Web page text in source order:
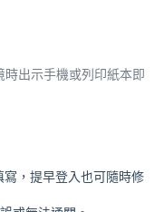
出示手機或列印紙本即
寫，提早登入也可隨時修